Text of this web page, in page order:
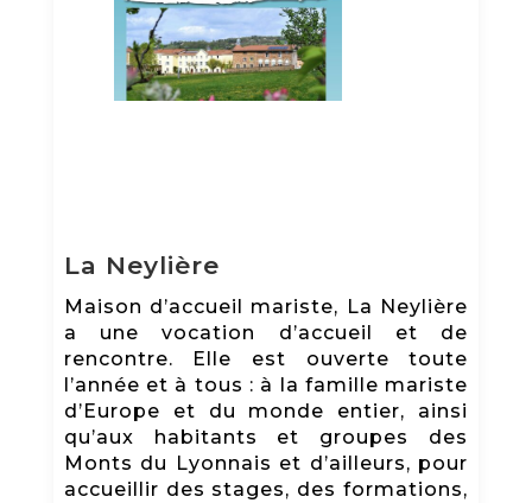
La Neylière
Maison d’accueil mariste, La Neylière
a une vocation d’accueil et de
rencontre. Elle est ouverte toute
l’année et à tous : à la famille mariste
d’Europe et du monde entier, ainsi
qu’aux habitants et groupes des
Monts du Lyonnais et d’ailleurs, pour
accueillir des stages, des formations,